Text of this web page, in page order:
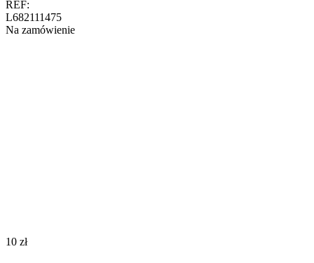
REF:
L682111475
Na zamówienie
‍10‍ zł